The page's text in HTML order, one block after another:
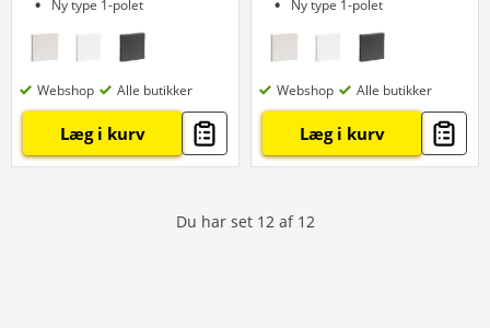
Ny type 1-polet
Webshop Alle butikker
Læg i kurv
Ny type 1-polet
Webshop Alle butikker
Læg i kurv
Du har set 12 af 12